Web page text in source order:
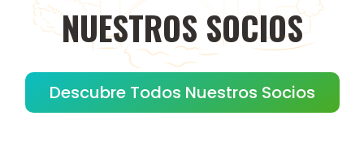
NUESTROS SOCIOS
Descubre Todos Nuestros Socios